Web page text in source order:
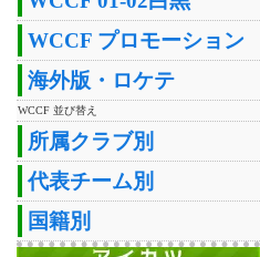
WCCF プロモーション
海外版・ロケテ
WCCF 並び替え
所属クラブ別
代表チーム別
国籍別